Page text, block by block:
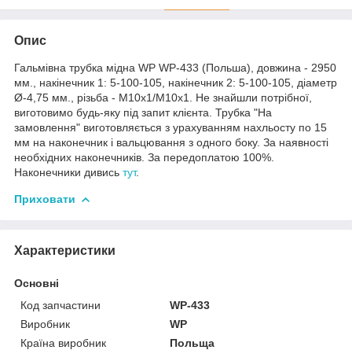
Опис
Гальмівна трубка мідна WP WP-433 (Польша), довжина - 2950
мм., накінечник 1: 5-100-105, накінечник 2: 5-100-105, діаметр
Ø-4,75 мм., різьба - М10х1/М10х1. Не знайшли потрібної,
виготовимо будь-яку під запит клієнта. Трубка "На
замовлення" виготовляється з урахуванням нахльосту по 15
мм на наконечник і вальцювання з одного боку. За наявності
необхідних наконечників. За передоплатою 100%.
Наконечники дивись тут.
Приховати
Характеристики
Основні
Код запчастини
WP-433
Виробник
WP
Країна виробник
Польща